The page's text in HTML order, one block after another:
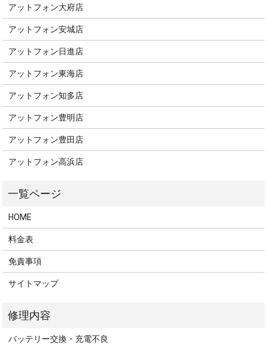
アットフォン大府店
アットフォン安城店
アットフォン日進店
アットフォン東海店
アットフォン知多店
アットフォン豊明店
アットフォン豊田店
アットフォン高浜店
HOME
料金表
免責事項
サイトマップ
バッテリー交換・充電不良